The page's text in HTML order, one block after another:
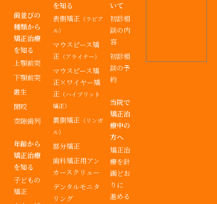
歯並びの
種類から
矯正治療
を知る
上顎前突
下顎前突
叢生
開咬
空隙歯列
年齢から
矯正治療
を知る
子どもの
矯正
を知る
表側矯正 （ラビア
ル）
マウスピース矯
正 （アライナー）
マウスピース矯
正×ワイヤー矯
正 （ハイブリット
矯正）
裏側矯正 （リンガ
ル）
部分矯正
歯科矯正用アン
カースクリュー
デンタルモニタ
リング
いて
初診相
談の内
容
初診相
談の予
約
当院で
矯正治
療中の
方へ
矯正治
療を計
画どお
りに
進める